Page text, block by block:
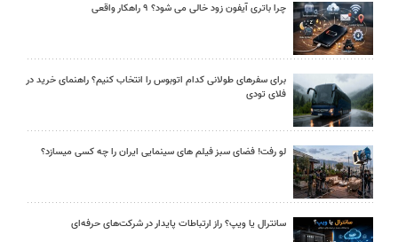
چرا باتری آیفون زود خالی می شود؟ ۹ راهکار واقعی
برای سفرهای طولانی کدام اتوبوس را انتخاب کنیم؟ راهنمای خرید در
فلای تودی
لو رفت! فضای سبز فیلم های سینمایی ایران را چه کسی میسازد؟
سانترال یا ویپ؟ راز ارتباطات پایدار در شرکت‌های حرفه‌ای